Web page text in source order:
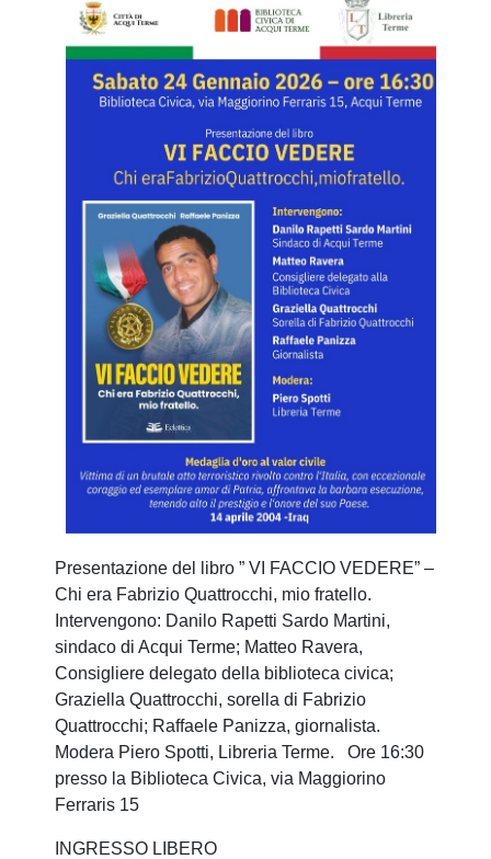
Presentazione del libro ” VI FACCIO VEDERE” –
Chi era Fabrizio Quattrocchi, mio fratello.
Intervengono: Danilo Rapetti Sardo Martini,
sindaco di Acqui Terme; Matteo Ravera,
Consigliere delegato della biblioteca civica;
Graziella Quattrocchi, sorella di Fabrizio
Quattrocchi; Raffaele Panizza, giornalista.
Modera Piero Spotti, Libreria Terme. Ore 16:30
presso la Biblioteca Civica, via Maggiorino
Ferraris 15
INGRESSO LIBERO